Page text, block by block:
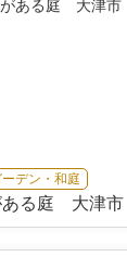
ーデン・和庭
ある庭 大津市